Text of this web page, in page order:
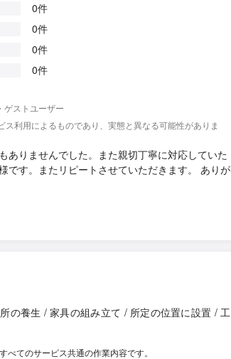
0件
0件
0件
0件
ストユーザー
ス利用によるものであり、実態と異なる可能性がありま
ありませんでした。また親切丁寧に対応していた
です。またリピートさせていただきます。 ありが
の養生 / 家具の組み立て / 所定の位置に設置 / 工
べてのサービス共通の作業内容です。